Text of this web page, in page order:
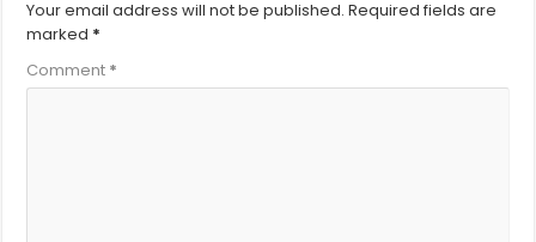
Your email address will not be published. Required fields are
marked *
Comment *